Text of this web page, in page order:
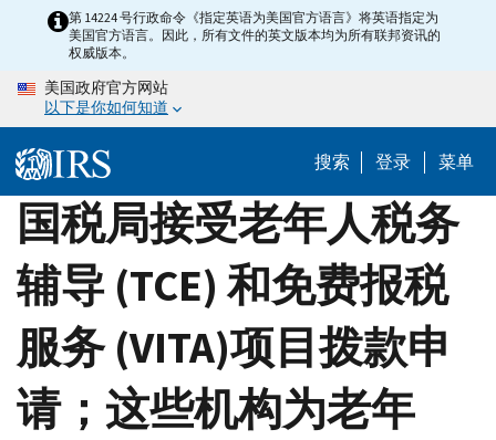
content
第 14224 号行政命令《指定英语为美国官方语言》将英语指定为
美国官方语言。因此，所有文件的英文版本均为所有联邦资讯的
权威版本。
美国政府官方网站
以下是你如何知道
搜索 登录 菜单
国税局接受老年人税务
辅导 (TCE) 和免费报税
服务 (VITA)项目拨款申
请；这些机构为老年